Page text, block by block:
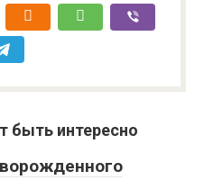
быть интересно